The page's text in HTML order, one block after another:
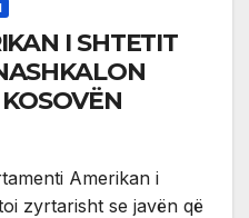
I SHTETIT
Amerikan i
zyrtarisht se javën që